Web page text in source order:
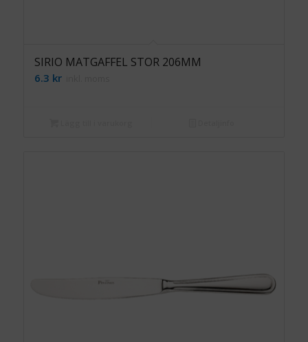
SIRIO MATGAFFEL STOR 206MM
6.3 krinkl. moms